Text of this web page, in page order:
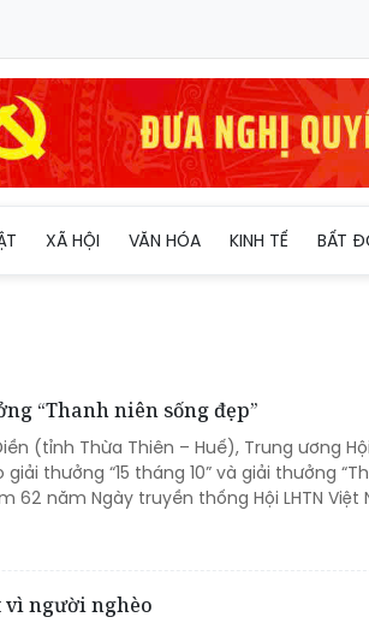
XÃ HỘI VĂN HÓA KINH TẾ BẤT
“Thanh niên sống đẹp”
(tỉnh Thừa Thiên – Huế), Trung ương
thưởng “15 tháng 10” và giải thưởng
62 năm Ngày truyền thống Hội LHTN Việt
vì người nghèo